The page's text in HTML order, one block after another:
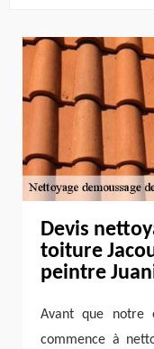
Devis
toiture
peintre
Avant que notre
commence à